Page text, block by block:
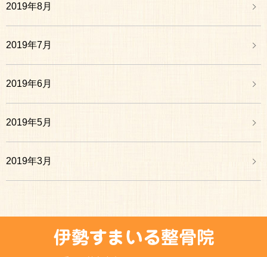
2019年8月
2019年7月
2019年6月
2019年5月
2019年3月